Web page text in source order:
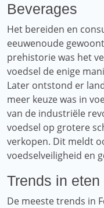
Beverages
Het bereiden en
eeuwenoude
prehistorie was het
voedsel de enige
Later ontstond er
meer keuze was in
van de industriële
voedsel op grotere
verkopen. Dit meldt
voedselveiligheid en
Trends in
De meeste trends in